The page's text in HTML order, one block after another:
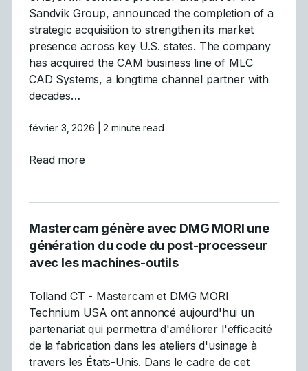
Sandvik Group, announced the completion of a
strategic acquisition to strengthen its market
presence across key U.S. states. The company
has acquired the CAM business line of MLC
CAD Systems, a longtime channel partner with
decades…
février 3, 2026 | 2 minute read
Read moreabout Mastercam Completes Acquisition
Mastercam génère avec DMG MORI une
génération du code du post-processeur
avec les machines-outils
Tolland CT - Mastercam et DMG MORI
Technium USA ont annoncé aujourd'hui un
partenariat qui permettra d'améliorer l'efficacité
de la fabrication dans les ateliers d'usinage à
travers les États-Unis. Dans le cadre de cet